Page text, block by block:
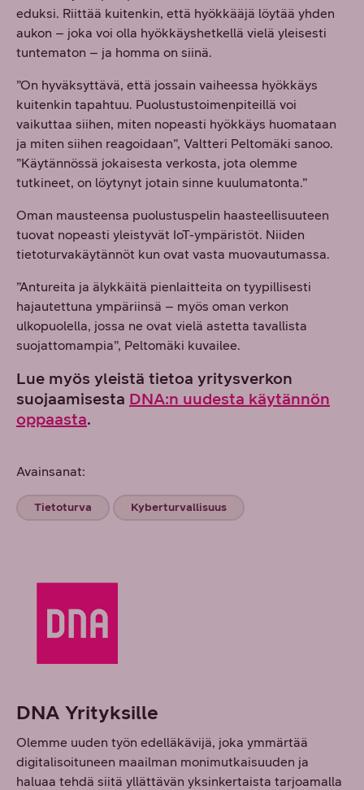
eduksi. Riittää kuitenkin, että hyökkääjä löytää yhden
aukon – joka voi olla hyökkäyshetkellä vielä yleisesti
tuntematon – ja homma on siinä.
”On hyväksyttävä, että jossain vaiheessa hyökkäys
kuitenkin tapahtuu. Puolustustoimenpiteillä voi
vaikuttaa siihen, miten nopeasti hyökkäys huomataan
ja miten siihen reagoidaan”, Valtteri Peltomäki sanoo.
”Käytännössä jokaisesta verkosta, jota olemme
tutkineet, on löytynyt jotain sinne kuulumatonta.”
Oman mausteensa puolustuspelin haasteellisuuteen
tuovat nopeasti yleistyvät IoT-ympäristöt. Niiden
tietoturvakäytännöt kun ovat vasta muovautumassa.
”Antureita ja älykkäitä pienlaitteita on tyypillisesti
hajautettuna ympäriinsä – myös oman verkon
ulkopuolella, jossa ne ovat vielä astetta tavallista
suojattomampia”, Peltomäki kuvailee.
Lue myös yleistä tietoa yritysverkon
suojaamisesta DNA:n uudesta käytännön
oppaasta.
Avainsanat:
Tietoturva Kyberturvallisuus
DNA Yrityksille
Olemme uuden työn edelläkävijä, joka ymmärtää
digitalisoituneen maailman monimutkaisuuden ja
haluaa tehdä siitä yllättävän yksinkertaista tarjoamalla